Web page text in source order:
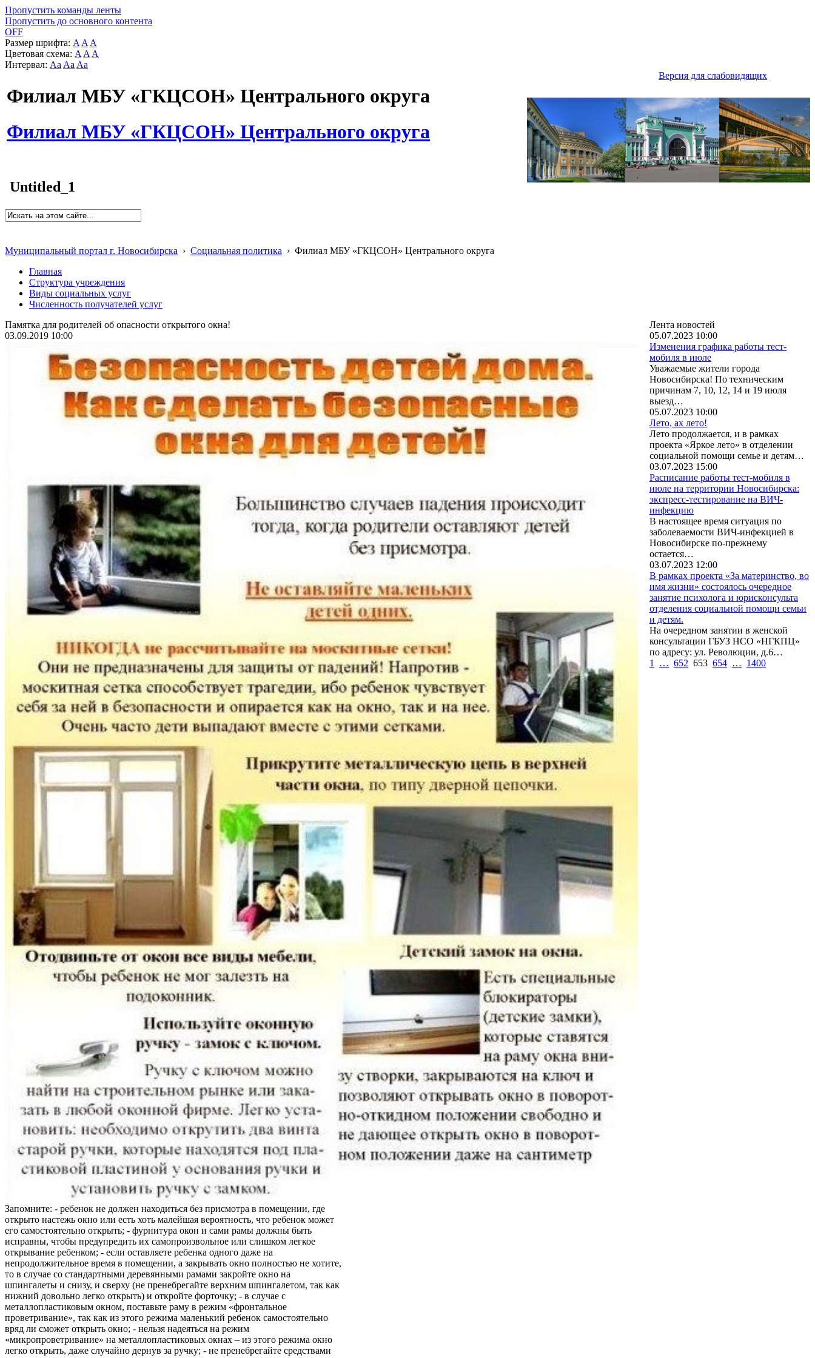
Пропустить команды ленты
Пропустить до основного контента
OFF
Размер шрифта: A A A
Цветовая схема: A A A
Интервал: Aa Aa Aa
Версия для слабовидящих
Филиал МБУ «ГКЦСОН» Центрального округа
Филиал МБУ «ГКЦСОН» Центрального округа
Untitled_1
Муниципальный портал г. Новосибирска › Социальная политика › Филиал МБУ «ГКЦСОН» Центрального округа
Главная
Структура учреждения
Виды социальных услуг
Численность получателей услуг
Памятка для родителей об опасности открытого окна!
03.09.2019 10:00
Запомните: - ребенок не должен находиться без присмотра в помещении, где
открыто настежь окно или есть хоть малейшая вероятность, что ребенок может
его самостоятельно открыть; - фурнитура окон и сами рамы должны быть
исправны, чтобы предупредить их самопроизвольное или слишком легкое
открывание ребенком; - если оставляете ребенка одного даже на
непродолжительное время в помещении, а закрывать окно полностью не хотите,
то в случае со стандартными деревянными рамами закройте окно на
шпингалеты и снизу, и сверху (не пренебрегайте верхним шпингалетом, так как
нижний довольно легко открыть) и откройте форточку; - в случае с
металлопластиковым окном, поставьте раму в режим «фронтальное
проветривание», так как из этого режима маленький ребенок самостоятельно
вряд ли сможет открыть окно; - нельзя надеяться на режим
«микропроветривание» на металлопластиковых окнах – из этого режима окно
легко открыть, даже случайно дернув за ручку; - не пренебрегайте средствами
Лента новостей
05.07.2023 10:00
Изменения графика работы тест-
мобиля в июле
Уважаемые жители города
Новосибирска! По техническим
причинам 7, 10, 12, 14 и 19 июля
выезд…
05.07.2023 10:00
Лето, ах лето!
Лето продолжается, и в рамках
проекта «Яркое лето» в отделении
социальной помощи семье и детям…
03.07.2023 15:00
Расписание работы тест-мобиля в
июле на территории Новосибирска:
экспресс-тестирование на ВИЧ-
инфекцию
В настоящее время ситуация по
заболеваемости ВИЧ-инфекцией в
Новосибирске по-прежнему
остается…
03.07.2023 12:00
В рамках проекта «За материнство, во
имя жизни» состоялось очередное
занятие психолога и юрисконсульта
отделения социальной помощи семьи
и детям.
На очередном занятии в женской
консультации ГБУЗ НСО «НГКПЦ»
по адресу: ул. Революции, д.6…
1
… 652 653 654 … 1400